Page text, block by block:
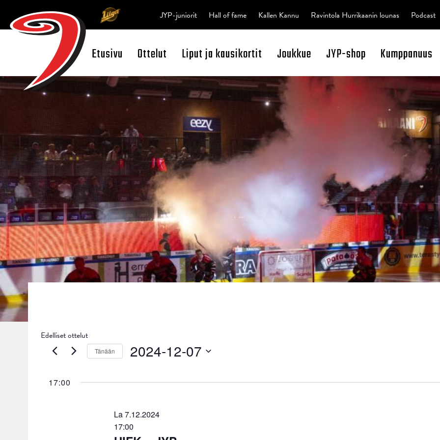
Open Search
Etusivu Ottelut Liput ja kausikortit Joukkue JYP-shop Kumppanuus
JYP-juniorit Hall of fame Kallen Kannu Ravintola Hurrikaanin lounas Podcast
Edelliset ottelut
Tänään 2024-12-07
17:00
La 7.12.2024
17:00